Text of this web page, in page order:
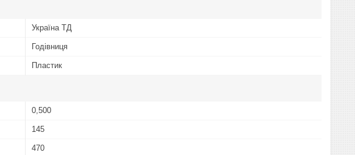
Україна ТД
Годівниця
Пластик
0,500
145
470